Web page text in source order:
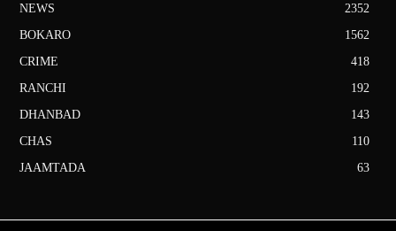
NEWS
2352
BOKARO
1562
CRIME
418
RANCHI
192
DHANBAD
143
CHAS
110
JAAMTADA
63